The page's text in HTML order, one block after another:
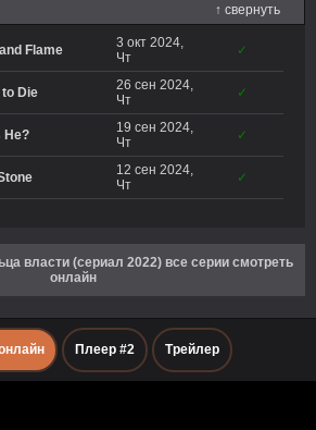
↑ свернуть
Flame
3 окт 2024,
Чт
✓
Die
26 сен 2024,
Чт
✓
He?
19 сен 2024,
Чт
✓
12 сен 2024,
Чт
✓
власти (сериал 2022) все серии смотреть
онлайн
Плеер #2 Трейлер